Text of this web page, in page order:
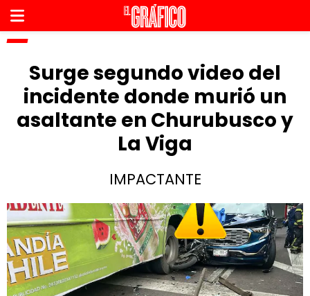
Surge segundo video del
incidente donde murió un
asaltante en Churubusco y
La Viga
IMPACTANTE